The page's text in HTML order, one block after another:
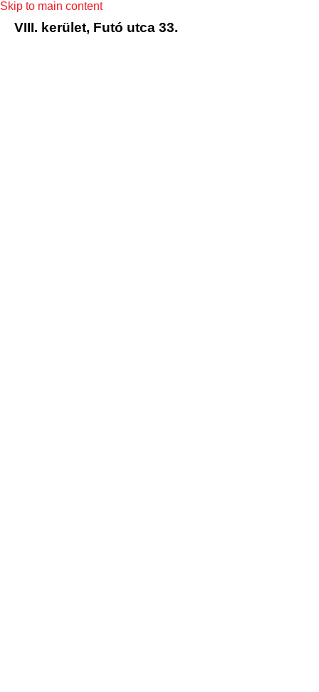
Skip to main content
VIII. kerület, Futó utca 33.